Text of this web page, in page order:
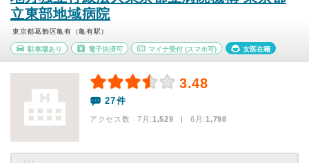
立東部地域病院
東京都葛飾区亀有（亀有駅）
駐車場あり 電子決済可 マイナ受付 (スマホ可) 女医在籍
3.48
27件
アクセス数 7月:1,529 | 6月:1,798